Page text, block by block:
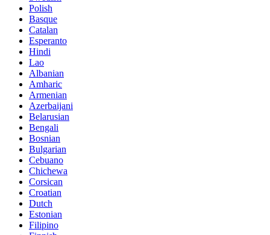
Polish
Basque
Catalan
Esperanto
Hindi
Lao
Albanian
Amharic
Armenian
Azerbaijani
Belarusian
Bengali
Bosnian
Bulgarian
Cebuano
Chichewa
Corsican
Croatian
Dutch
Estonian
Filipino